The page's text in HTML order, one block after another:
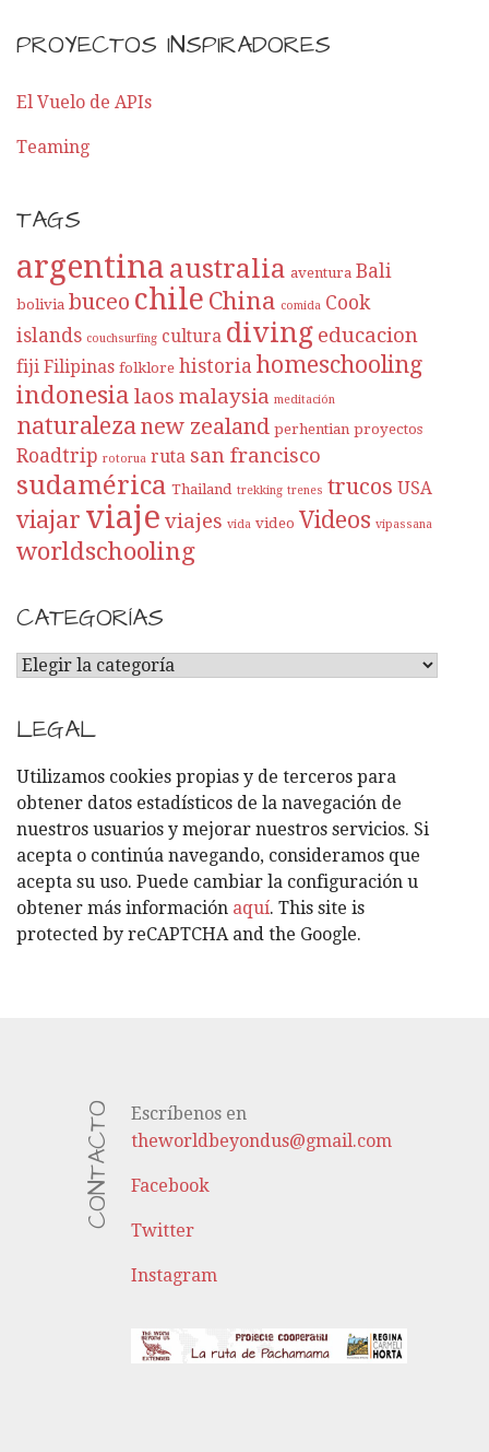
PROYECTOS INSPIRADORES
El Vuelo de APIs
Teaming
TAGS
argentina australia aventura Bali
bolivia buceo chile China comida Cook
islands couchsurfing cultura diving educacion
fiji Filipinas folklore historia homeschooling
indonesia laos malaysia meditación
naturaleza new zealand perhentian proyectos
Roadtrip rotorua ruta san francisco
sudamérica Thailand trekking trenes trucos USA
viajar viaje viajes vida video Videos vipassana
worldschooling
CATEGORÍAS
C
T
E
G
O
R
Í
A
S
LEGAL
Utilizamos cookies propias y de terceros para
obtener datos estadísticos de la navegación de
nuestros usuarios y mejorar nuestros servicios. Si
acepta o continúa navegando, consideramos que
acepta su uso. Puede cambiar la configuración u
obtener más información aquí. This site is
protected by reCAPTCHA and the Google.
CONTACTO
Escríbenos en
theworldbeyondus@gmail.com
Facebook
Twitter
Instagram